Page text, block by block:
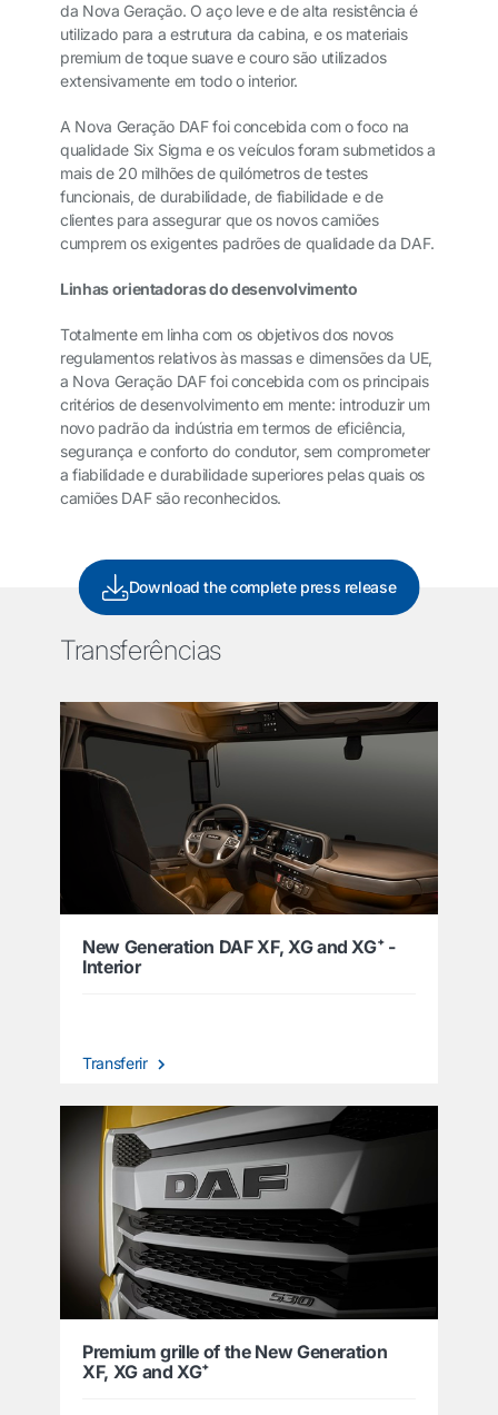
da Nova Geração. O aço leve e de alta resistência é
utilizado para a estrutura da cabina, e os materiais
premium de toque suave e couro são utilizados
extensivamente em todo o interior.
A Nova Geração DAF foi concebida com o foco na
qualidade Six Sigma e os veículos foram submetidos a
mais de 20 milhões de quilómetros de testes
funcionais, de durabilidade, de fiabilidade e de
clientes para assegurar que os novos camiões
cumprem os exigentes padrões de qualidade da DAF.
Linhas orientadoras do desenvolvimento
Totalmente em linha com os objetivos dos novos
regulamentos relativos às massas e dimensões da UE,
a Nova Geração DAF foi concebida com os principais
critérios de desenvolvimento em mente: introduzir um
novo padrão da indústria em termos de eficiência,
segurança e conforto do condutor, sem comprometer
a fiabilidade e durabilidade superiores pelas quais os
camiões DAF são reconhecidos.
Download the complete press release
Transferências
New Generation DAF XF, XG and XG⁺ -
Interior
Transferir
Premium grille of the New Generation
XF, XG and XG⁺